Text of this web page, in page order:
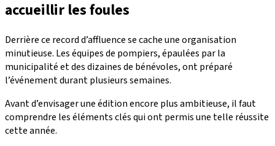
accueillir les foules
Derrière ce record d’affluence se cache une organisation
minutieuse. Les équipes de pompiers, épaulées par la
municipalité et des dizaines de bénévoles, ont préparé
l’événement durant plusieurs semaines.
Avant d’envisager une édition encore plus ambitieuse, il faut
comprendre les éléments clés qui ont permis une telle réussite
cette année.